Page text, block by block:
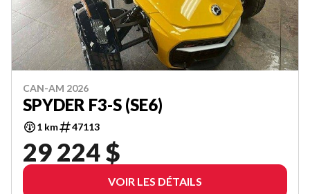
CAN-AM 2026
SPYDER F3-S (SE6)
1 km 47113
29 224 $
VOIR LES DÉTAILS